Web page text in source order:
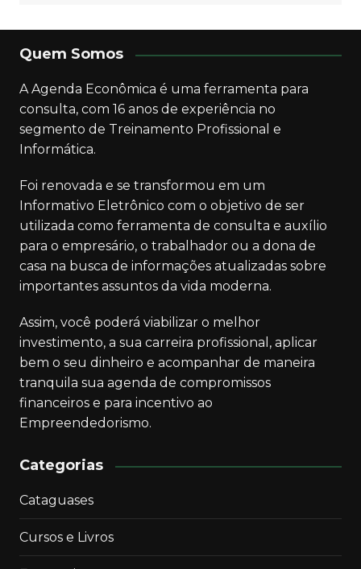
Quem Somos
A Agenda Econômica é uma ferramenta para
consulta, com 16 anos de experiência no
segmento de Treinamento Profissional e
Informática.
Foi renovada e se transformou em um
Informativo Eletrônico com o objetivo de ser
utilizada como ferramenta de consulta e auxílio
para o empresário, o trabalhador ou a dona de
casa na busca de informações atualizadas sobre
importantes assuntos da vida moderna.
Assim, você poderá viabilizar o melhor
investimento, a sua carreira profissional, aplicar
bem o seu dinheiro e acompanhar de maneira
tranquila sua agenda de compromissos
financeiros e para incentivo ao
Empreendedorismo.
Categorias
Cataguases
Cursos e Livros